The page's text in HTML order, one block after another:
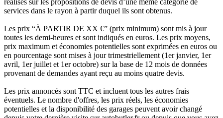
services dans le rayon à partir duquel ils sont obtenus.
Les prix “À PARTIR DE XX €” (prix minimum) sont mis à jour
toutes les demi-heures et sont indiqués en euros. Les prix moyens,
prix maximum et économies potentielles sont exprimées en euros ou
en pourcentage sont mises à jour trimestriellement (1er janvier, 1er
avril, 1er juillet et 1er octobre) sur la base de 12 mois de données
provenant de demandes ayant reçu au moins quatre devis.
Les prix annoncés sont TTC et incluent tous les autres frais
éventuels. Le nombre d'offres, les prix réels, les économies
potentielles et la disponibilité des garages peuvent avoir changé